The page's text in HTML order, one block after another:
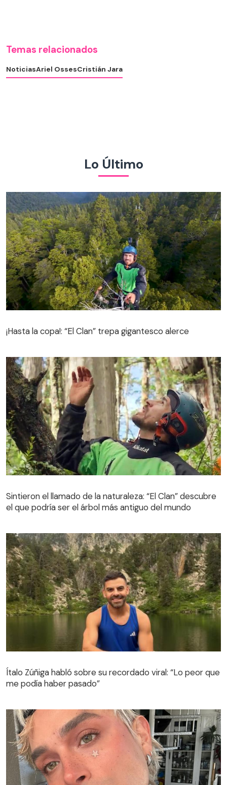
Temas relacionados
NoticiasAriel OssesCristián Jara
Lo Último
¡Hasta la copa!: “El Clan” trepa gigantesco alerce
el que podría ser el árbol más antiguo del mundo
Sintieron el llamado de la naturaleza: “El Clan” descubre
el que podría ser el árbol más antiguo del mundo
Ítalo Zúñiga habló sobre su recordado viral: “Lo peor que
me podía haber pasado”